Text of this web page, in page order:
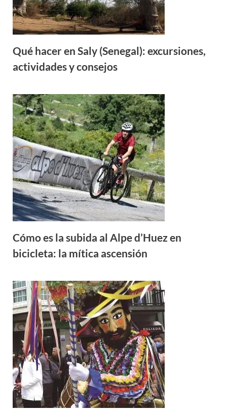
Qué hacer en Saly (Senegal): excursiones,
actividades y consejos
Cómo es la subida al Alpe d’Huez en
bicicleta: la mítica ascensión